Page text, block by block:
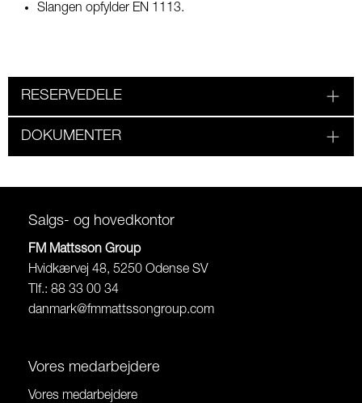
Slangen opfylder EN 1113.
RESERVEDELE
DOKUMENTER
Salgs- og hovedkontor
FM Mattsson Group
Hvidkærvej 48, 5250 Odense SV
Tlf.: 88 33 00 34
danmark@fmmattssongroup.com
Vores medarbejdere
Vores medarbejdere